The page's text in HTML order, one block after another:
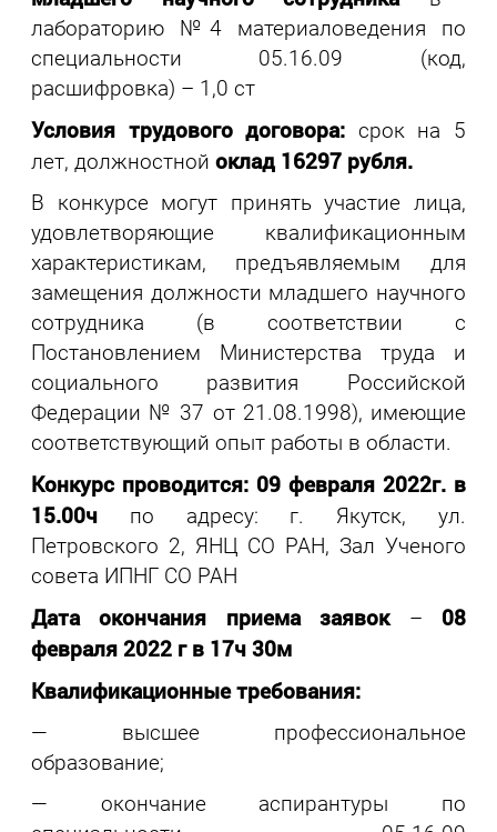
лабораторию №4 материаловедения по
специальности 05.16.09 (код,
расшифровка) – 1,0 ст
Условия трудового договора: срок на 5
лет, должностнойоклад 16297 рубля.
В конкурсе могут принять участие лица,
удовлетворяющие квалификационным
характеристикам, предъявляемым для
замещения должности младшего научного
сотрудника (в соответствии с
Постановлением Министерства труда и
социального развития Российской
Федерации № 37 от 21.08.1998), имеющие
соответствующий опыт работы в области.
Конкурс проводится: 09 февраля 2022г. в
15.00ч по адресу: г. Якутск, ул.
Петровского 2, ЯНЦ СО РАН, Зал Ученого
совета ИПНГ СО РАН
Дата окончания приема заявок– 08
февраля 2022 гв 17ч 30м
Квалификационные требования:
— высшее профессиональное
образование;
— окончание аспирантуры по